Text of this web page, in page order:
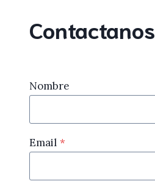
Contactanos
Nombre
Email *